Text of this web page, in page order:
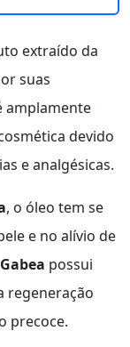
extraído da
suas
amplamente
devido
e analgésicas.
, o óleo tem se
e no alívio de
possui
regeneração
precoce.